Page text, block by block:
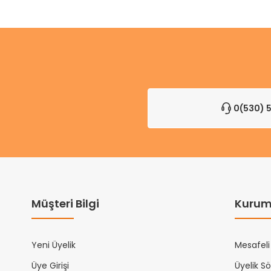
0(530)
Müşteri Bilgi
Yeni Üyelik
Üye Girişi
Mesafeli
Üyelik